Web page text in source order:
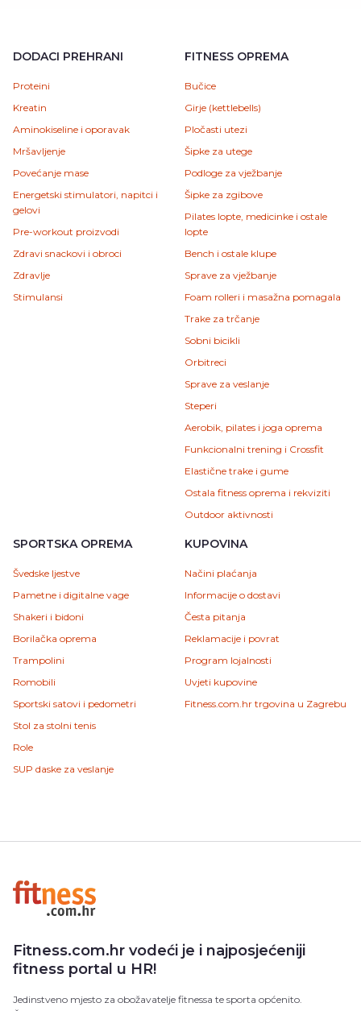
DODACI PREHRANI
Proteini
Kreatin
Aminokiseline i oporavak
Mršavljenje
Povećanje mase
Energetski stimulatori, napitci i
gelovi
Pre-workout proizvodi
Zdravi snackovi i obroci
Zdravlje
Stimulansi
FITNESS OPREMA
Bučice
Girje (kettlebells)
Pločasti utezi
Šipke za utege
Podloge za vježbanje
Šipke za zgibove
Pilates lopte, medicinke i ostale
lopte
Bench i ostale klupe
Sprave za vježbanje
Foam rolleri i masažna pomagala
Trake za trčanje
Sobni bicikli
Orbitreci
Sprave za veslanje
Steperi
Aerobik, pilates i joga oprema
Funkcionalni trening i Crossfit
Elastične trake i gume
Ostala fitness oprema i rekviziti
Outdoor aktivnosti
SPORTSKA OPREMA
Švedske ljestve
Pametne i digitalne vage
Shakeri i bidoni
Borilačka oprema
Trampolini
Romobili
Sportski satovi i pedometri
Stol za stolni tenis
Role
SUP daske za veslanje
KUPOVINA
Načini plaćanja
Informacije o dostavi
Česta pitanja
Reklamacije i povrat
Program lojalnosti
Uvjeti kupovine
Fitness.com.hr trgovina u Zagrebu
Fitness.com.hr vodeći je i najposjećeniji
fitness portal u HR!
Jedinstveno mjesto za obožavatelje fitnessa te sporta općenito.